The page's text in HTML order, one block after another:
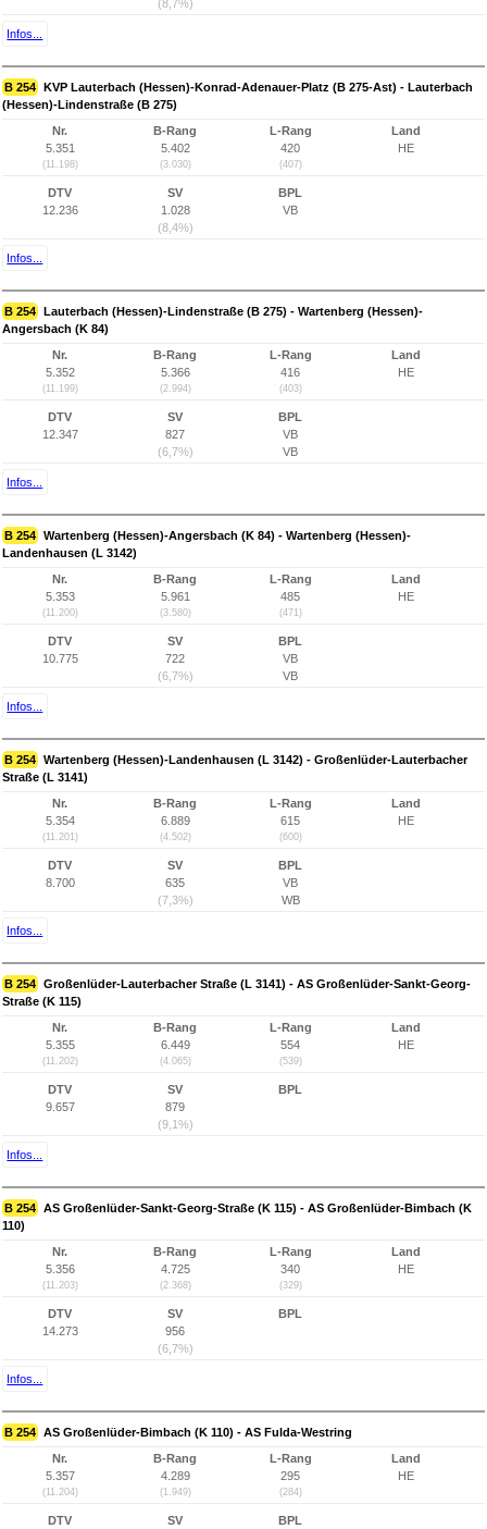
(8,7%)
Infos...
B 254 KVP Lauterbach (Hessen)-Konrad-Adenauer-Platz (B 275-Ast) - Lauterbach
(Hessen)-Lindenstraße (B 275)
Nr.
5.351
(11.198)
B-Rang
5.402
(3.030)
L-Rang
420
(407)
Land
HE
DTV
12.236
SV
1.028
(8,4%)
BPL
VB
Infos...
B 254 Lauterbach (Hessen)-Lindenstraße (B 275) - Wartenberg (Hessen)-
Angersbach (K 84)
Nr.
5.352
(11.199)
B-Rang
5.366
(2.994)
L-Rang
416
(403)
Land
HE
DTV
12.347
SV
827
(6,7%)
BPL
VB
VB
Infos...
B 254 Wartenberg (Hessen)-Angersbach (K 84) - Wartenberg (Hessen)-
Landenhausen (L 3142)
Nr.
5.353
(11.200)
B-Rang
5.961
(3.580)
L-Rang
485
(471)
Land
HE
DTV
10.775
SV
722
(6,7%)
BPL
VB
VB
Infos...
B 254 Wartenberg (Hessen)-Landenhausen (L 3142) - Großenlüder-Lauterbacher
Straße (L 3141)
Nr.
5.354
(11.201)
B-Rang
6.889
(4.502)
L-Rang
615
(600)
Land
HE
DTV
8.700
SV
635
(7,3%)
BPL
VB
WB
Infos...
B 254 Großenlüder-Lauterbacher Straße (L 3141) - AS Großenlüder-Sankt-Georg-
Straße (K 115)
Nr.
5.355
(11.202)
B-Rang
6.449
(4.065)
L-Rang
554
(539)
Land
HE
DTV
9.657
SV
879
(9,1%)
BPL
Infos...
B 254 AS Großenlüder-Sankt-Georg-Straße (K 115) - AS Großenlüder-Bimbach (K
110)
Nr.
5.356
(11.203)
B-Rang
4.725
(2.368)
L-Rang
340
(329)
Land
HE
DTV
14.273
SV
956
(6,7%)
BPL
Infos...
B 254 AS Großenlüder-Bimbach (K 110) - AS Fulda-Westring
Nr.
5.357
(11.204)
B-Rang
4.289
(1.949)
L-Rang
295
(284)
Land
HE
DTV
SV
BPL